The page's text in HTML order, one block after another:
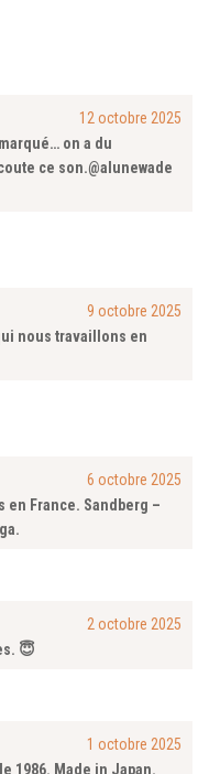
12 octobre 2025
on a du
ce son.@alunewade
9 octobre 2025
nous travaillons en
6 octobre 2025
France. Sandberg –
2 octobre 2025
😇
1 octobre 2025
1986. Made in Japan.